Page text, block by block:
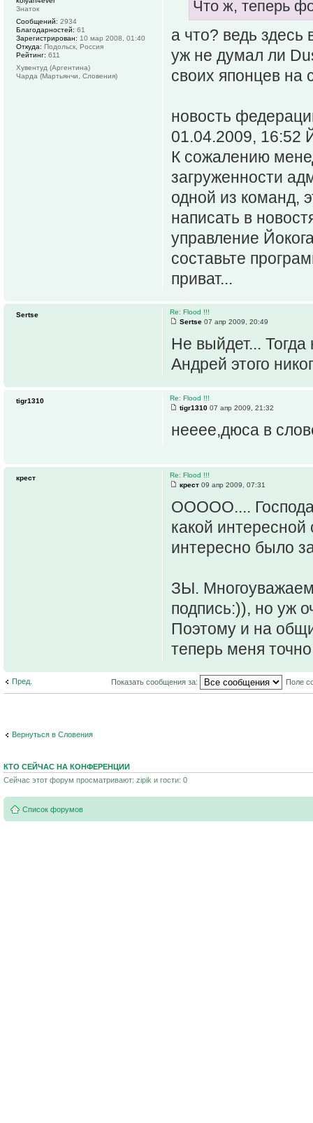
Что ж, теперь
а что? ведь здесь
уж не думал ли
своих японцев на
новость
01.04.2009, 16:52
К сожалению
загруженности
одной из команд,
написать в
управление
составьте
приват...
Знаток
Сообщений: 2934
Благодарностей: 61
Зарегистрирован: 10 мар 2008, 01:40
Откуда: Подольск, Россия
Рейтинг: 611
Хувентуд (Аргентина)
Чарда (Мартьянчи, Словения)
Re: Flood !!!
Sertse 07 апр 2009, 20:49
Не выйдет...
Андрей этого
Sertse
Re: Flood !!!
tigr1310 07 апр 2009, 21:32
нееее,дюса в
tigr1310
Re: Flood !!!
крест 09 апр 2009, 07:31
ООООО....
какой
интересно было
ЗЫ.
подпись:)), но уж
Поэтому и на
теперь меня
крест
Пред. Показать сообщения за: Поле
Вернуться в Словения
КТО СЕЙЧАС НА КОНФЕРЕНЦИИ
Сейчас этот форум просматривают: zipik и гости: 0
Список форумов